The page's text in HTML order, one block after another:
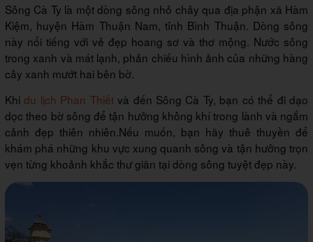
Sông Cà Ty là một dòng sông nhỏ chảy qua địa phận xã Hàm
Kiệm, huyện Hàm Thuận Nam, tỉnh Bình Thuận. Dòng sông
này nổi tiếng với vẻ đẹp hoang sơ và thơ mộng. Nước sông
trong xanh và mát lạnh, phản chiếu hình ảnh của những hàng
cây xanh mướt hai bên bờ.
Khidu lịch Phan Thiếtvà đến Sông Cà Ty, bạn có thể đi dạo
dọc theo bờ sông để tận hưởng không khí trong lành và ngắm
cảnh đẹp thiên nhiên.Nếu muốn, bạn hãy thuê thuyền để
khám phá những khu vực xung quanh sông và tận hưởng trọn
vẹn từng khoảnh khắc thư giãn tại dòng sông tuyệt đẹp này.